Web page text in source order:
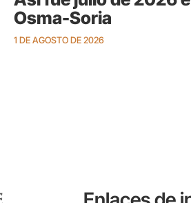
Osma-Soria
1 DE AGOSTO DE 2026